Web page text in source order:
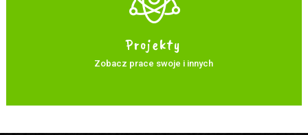
Projekty
Zobacz prace swoje i innych